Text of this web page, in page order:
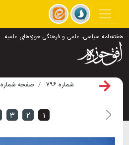
هفته‌نامه سیاسی، علمی و فرهنگی حوزه‌های علمیه
شماره ۷۹۶ صفحه شماره ۱
۱ ۲ ۳